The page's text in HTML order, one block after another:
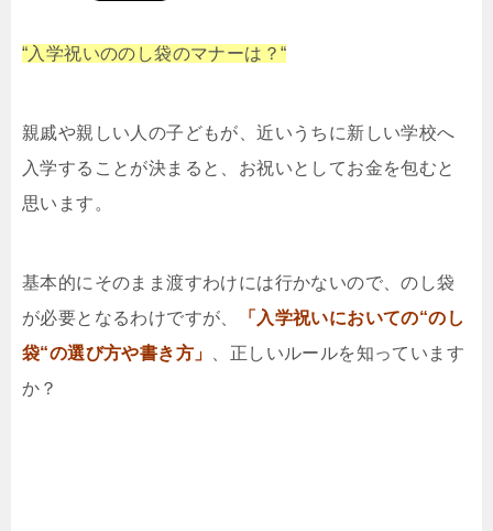
“入学祝いののし袋のマナーは？“
親戚や親しい人の子どもが、近いうちに新しい学校へ
入学することが決まると、お祝いとしてお金を包むと
思います。
基本的にそのまま渡すわけには行かないので、のし袋
が必要となるわけですが、
「入学祝いにおいての“のし
袋“の選び方や書き方」
、正しいルールを知っています
か？